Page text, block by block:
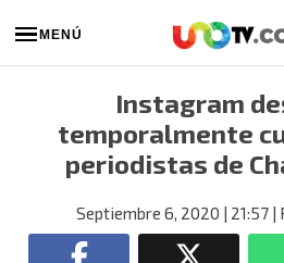
MENÚ
Instagram
temporalmente
periodistas de
Septiembre 6, 2020 | 21:57|